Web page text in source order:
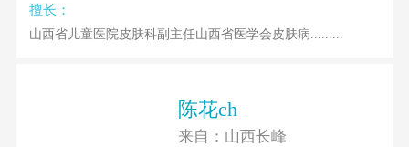
擅长：
山西省儿童医院皮肤科副主任山西省医学会皮肤病.........
陈花ch
来自： 山西长峰